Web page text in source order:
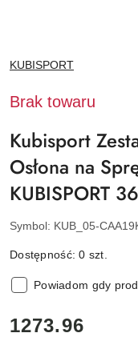
NAZWA
PRODUCENTA:
KUBISPORT
Brak towaru
Kubisport
Osłona na
KUBISPORT
Symbol: KUB_05-
Dostępność:0 szt.
Powiadom gdy
cena:
1273.96